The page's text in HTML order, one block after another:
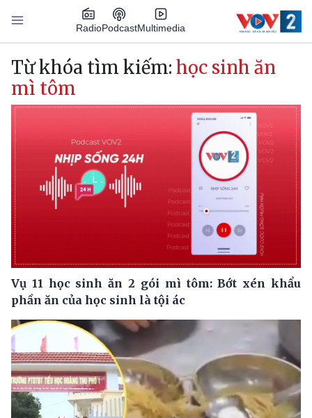
Nhảy đến nội dung
RadioPodcastMultimedia
Main navigation
Từ khóa tìm kiếm: học sinh ăn
mì tôm
Vụ 11 học sinh ăn 2 gói mì tôm: Bớt xén khẩu
phần ăn của học sinh là tội ác